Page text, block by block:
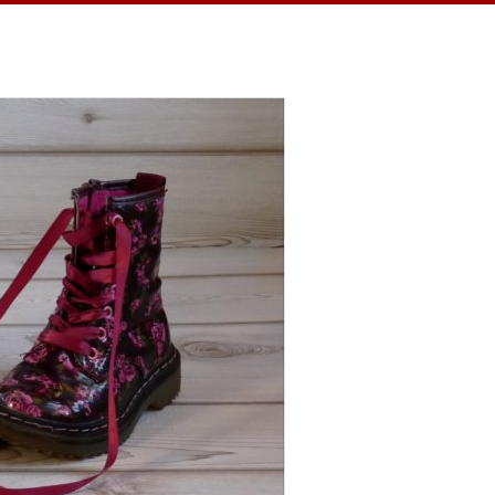
Jahr habe ich täglich eine Sache
verhalf mir zu einem dankbaren
Teil, ein kurzer Moment
Momente feiern…